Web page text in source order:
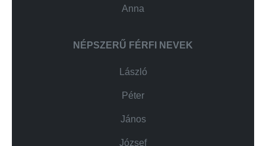
Anna
NÉPSZERŰ FÉRFI NEVEK
László
Péter
János
József